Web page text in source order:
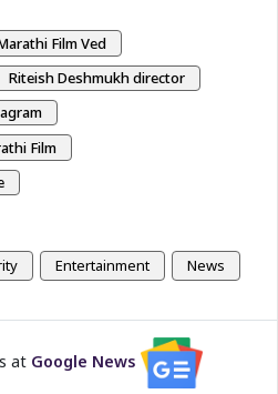
Film Ved
Riteish Deshmukh director
Film
Entertainment News
at Google News